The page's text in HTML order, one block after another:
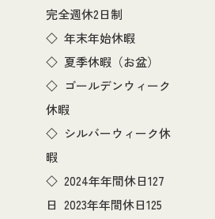
完全週休2日制
◇ 年末年始休暇
◇ 夏季休暇（お盆）
◇ ゴールデンウィーク
休暇
◇ シルバーウィーク休
暇
◇ 2024年年間休日127
日 2023年年間休日125